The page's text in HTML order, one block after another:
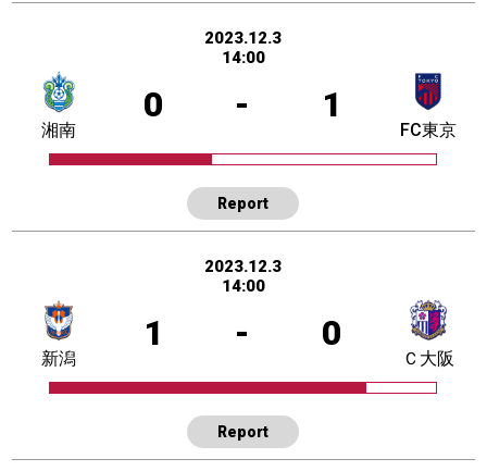
2023.12.3
14:00
0 - 1
湘南 FC東京
Report
2023.12.3
14:00
1 - 0
新潟 Ｃ大阪
Report